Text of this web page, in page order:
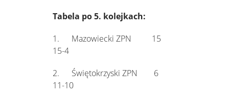
Tabela po 5. kolejkach:
1. Mazowiecki ZPN 15
15-4
2. Świętokrzyski ZPN 6
11-10